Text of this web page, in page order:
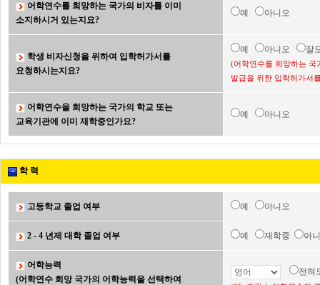
어학연수를 희망하는 국가의 비자를 이미
소지하시거 있는지요?
예 아니오
학생 비자신청을 위하여 입학허가서를
요청하시는지요?
예 아니오 잘
(어학연수를 희망하는 국
발급을 위한 입학허가서
어학연수을 희망하는 국가의 학교 또는
교육기관에 이미 재학중인가요?
예 아니오
학 력
고등학교 졸업 여부 예 아니오
2 - 4 년제 대학 졸업 여부 예 재학중 아
어학능력
(어학연수 희망 국가의 어학능력을 선택하여
전